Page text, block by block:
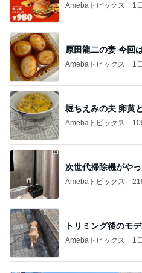
Amebaトピックス 1
原田龍二の妻 今回
Amebaトピックス 1
堀ちえみの夫 卵黄
Amebaトピックス
次世代掃除機がやっ
Amebaトピックス 21
トリミング後のモ
Amebaトピックス 1